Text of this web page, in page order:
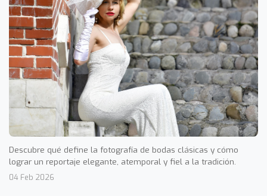
Descubre qué define la fotografía de bodas clásicas y cómo
lograr un reportaje elegante, atemporal y fiel a la tradición.
04 Feb 2026